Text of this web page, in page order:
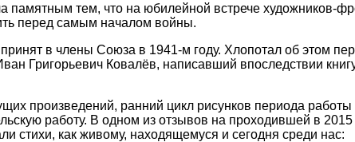
тем, что на юбилейной встрече художников-
перед самым началом войны.
принят в члены Союза в 1941-м году. Хлопотал об этом
Григорьевич Ковалёв, написавший впоследствии
произведений, ранний цикл рисунков периода
работу. В одном из отзывов на проходившей в 2015
стихи, как живому, находящемуся и сегодня среди нас: